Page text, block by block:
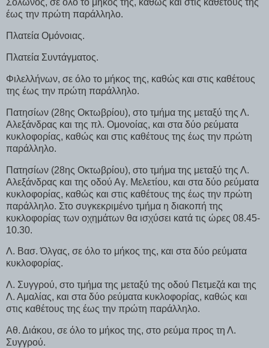
Σόλωνος, σε όλο το μήκος της, καθώς και στις καθέτους της
έως την πρώτη παράλληλο.
Πλατεία Ομόνοιας.
Πλατεία Συντάγματος.
Φιλελλήνων, σε όλο το μήκος της, καθώς και στις καθέτους
της έως την πρώτη παράλληλο.
Πατησίων (28ης Οκτωβρίου), στο τμήμα της μεταξύ της Λ.
Αλεξάνδρας και της πλ. Ομονοίας, και στα δύο ρεύματα
κυκλοφορίας, καθώς και στις καθέτους της έως την πρώτη
παράλληλο.
Πατησίων (28ης Οκτωβρίου), στο τμήμα της μεταξύ της Λ.
Αλεξάνδρας και της οδού Αγ. Μελετίου, και στα δύο ρεύματα
κυκλοφορίας, καθώς και στις καθέτους της έως την πρώτη
παράλληλο. Στο συγκεκριμένο τμήμα η διακοπή της
κυκλοφορίας των οχημάτων θα ισχύσει κατά τις ώρες 08.45-
10.30.
Λ. Βασ. Όλγας, σε όλο το μήκος της, και στα δύο ρεύματα
κυκλοφορίας.
Λ. Συγγρού, στο τμήμα της μεταξύ της οδού Πετμεζά και της
Λ. Αμαλίας, και στα δύο ρεύματα κυκλοφορίας, καθώς και
στις καθέτους της έως την πρώτη παράλληλο.
Αθ. Διάκου, σε όλο το μήκος της, στο ρεύμα προς τη Λ.
Συγγρού.